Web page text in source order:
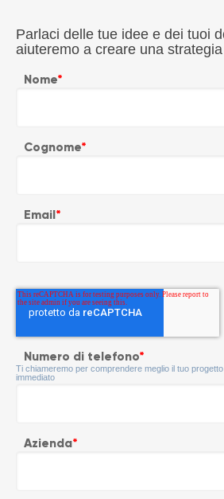
Parlaci delle tue idee e dei tuoi
aiuteremo a creare una
Nome*
Cognome*
Email*
Numero di telefono*
Ti chiameremo per comprendere meglio il tuo
immediato
Azienda*